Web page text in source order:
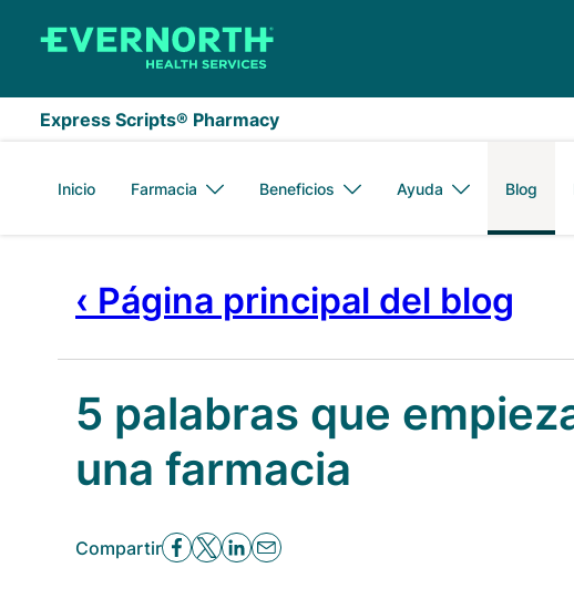
Express Scripts® Pharmacy
Inicio Farmacia Beneficios Ayuda Blog
‹ Página principal del blog
5 palabras que
una farmacia
Compartir